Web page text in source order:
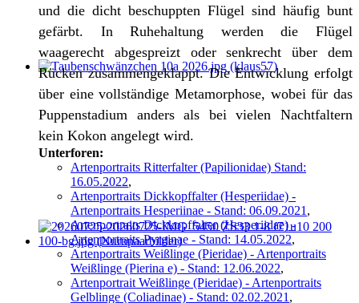
und die dicht beschuppten Flügel sind häufig bunt
gefärbt. In Ruhehaltung werden die Flügel
waagerecht abgespreizt oder senkrecht über dem
Rücken zusammengeklappt. Die Entwicklung erfolgt
über eine vollständige Metamorphose, wobei für das
Puppenstadium anders als bei vielen Nachtfaltern
kein Kokon angelegt wird.
Unterforen:
Artenportraits Ritterfalter (Papilionidae) Stand:
16.05.2022,
Artenportraits Dickkopffalter (Hesperiidae) -
Artenportraits Hesperiinae - Stand: 06.09.2021 ,
Artenportraits Dickkopffalter (Hesperiidae) -
Artenportraits Pyrginae - Stand: 14.05.2022,
Artenportraits Weißlinge (Pieridae) - Artenportraits
Weißlinge (Pierina e) - Stand: 12.06.2022,
Artenportrait Weißlinge (Pieridae) - Artenportraits
Gelblinge (Coliadinae) - Stand: 02.02.2021 ,